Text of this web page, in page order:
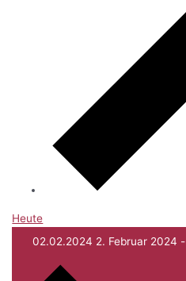
Heute
02.02.2024 2. Februar 2024 -